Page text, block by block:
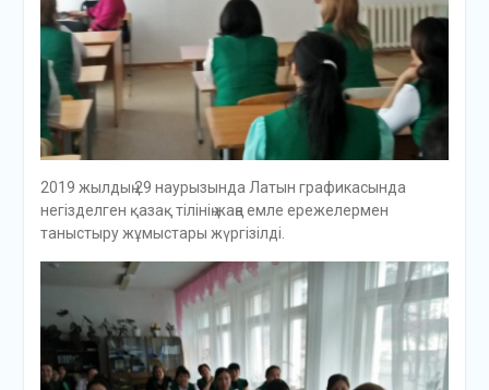
2019 жылдың 29 наурызында Латын графикасында
негізделген қазақ тілінің жаңа емле ережелермен
таныстыру жұмыстары жүргізілді.